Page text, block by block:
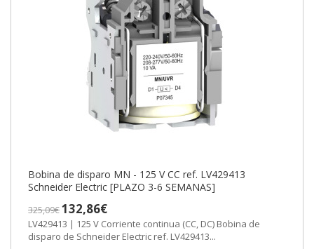
Bobina de disparo MN - 125 V CC ref. LV429413
Schneider Electric [PLAZO 3-6 SEMANAS]
325,09€132,86€
LV429413 | 125 V Corriente continua (CC, DC) Bobina de
disparo de Schneider Electric ref. LV429413...